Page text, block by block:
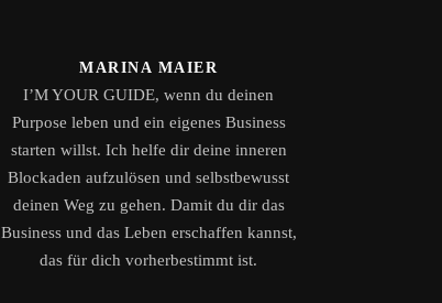
MARINA MAIER
I’M YOUR GUIDE, wenn du deinen
Purpose leben und ein eigenes Business
starten willst. Ich helfe dir deine inneren
Blockaden aufzulösen und selbstbewusst
deinen Weg zu gehen. Damit du dir das
Business und das Leben erschaffen kannst,
das für dich vorherbestimmt ist.